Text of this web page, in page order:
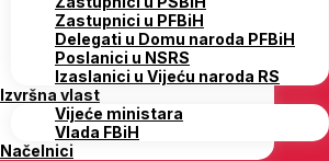
Zastupnici u PFBiH
Delegati u Domu naroda PFBiH
Poslanici u NSRS
Izaslanici u Vijeću naroda RS
Izvršna vlast
Vijeće ministara
Vlada FBiH
Načelnici